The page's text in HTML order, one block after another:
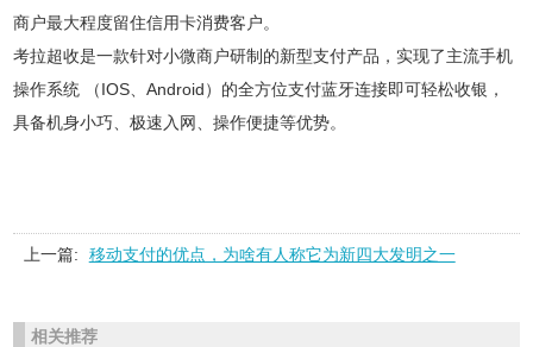
商户最大程度留住信用卡消费客户。
考拉超收是一款针对小微商户研制的新型支付产品，实现了主流手机
操作系统 （IOS、Android）的全方位支付蓝牙连接即可轻松收银，
具备机身小巧、极速入网、操作便捷等优势。
上一篇: 移动支付的优点，为啥有人称它为新四大发明之一
相关推荐